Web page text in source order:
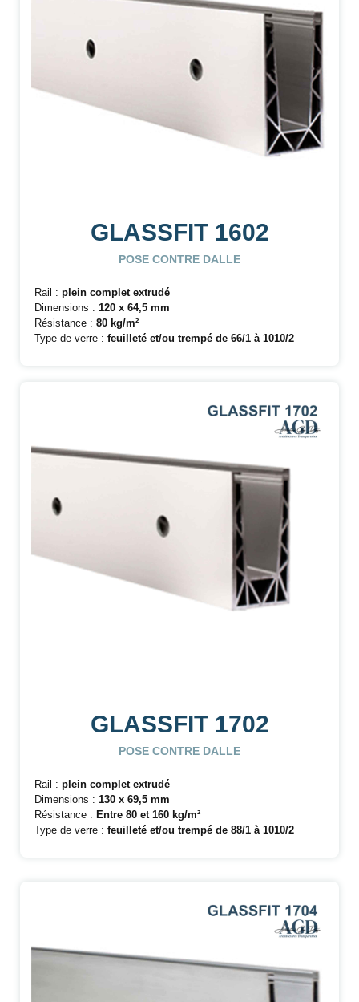
GLASSFIT 1602
POSE CONTRE DALLE
Rail : plein complet extrudé
Dimensions : 120 x 64,5 mm
Résistance : 80 kg/m²
Type de verre : feuilleté et/ou trempé de 66/1 à 1010/2
GLASSFIT 1702
POSE CONTRE DALLE
Rail : plein complet extrudé
Dimensions : 130 x 69,5 mm
Résistance : Entre 80 et 160 kg/m²
Type de verre : feuilleté et/ou trempé de 88/1 à 1010/2